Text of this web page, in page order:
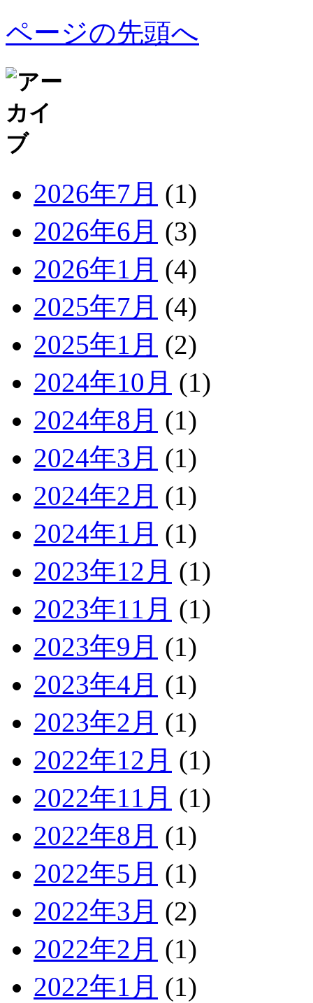
ページの先頭へ
2026年7月 (1)
2026年6月 (3)
2026年1月 (4)
2025年7月 (4)
2025年1月 (2)
2024年10月 (1)
2024年8月 (1)
2024年3月 (1)
2024年2月 (1)
2024年1月 (1)
2023年12月 (1)
2023年11月 (1)
2023年9月 (1)
2023年4月 (1)
2023年2月 (1)
2022年12月 (1)
2022年11月 (1)
2022年8月 (1)
2022年5月 (1)
2022年3月 (2)
2022年2月 (1)
2022年1月 (1)